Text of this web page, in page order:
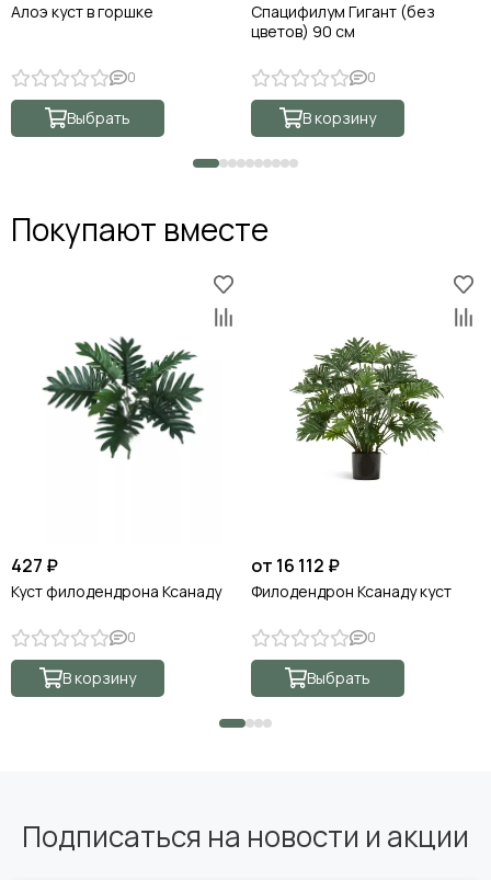
Алоэ куст в горшке
0
Выбрать
Спацифилум Гигант (без
цветов) 90 см
0
В корзину
Покупают вместе
427 ₽
Куст филодендрона Ксанаду
0
В корзину
от 16 112 ₽
Филодендрон Ксанаду куст
0
Выбрать
Подписаться на новости и акции